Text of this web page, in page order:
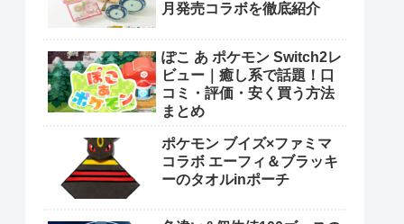
月発売コラボを徹底紹介
ぽこ あ ポケモン Switch2レ
ビュー｜癒し系で話題！口
コミ・評価・安く買う方法
まとめ
ポケモン ブイズ×ファミマ
コラボ エーフィ＆ブラッキ
ーのタオルinポーチ